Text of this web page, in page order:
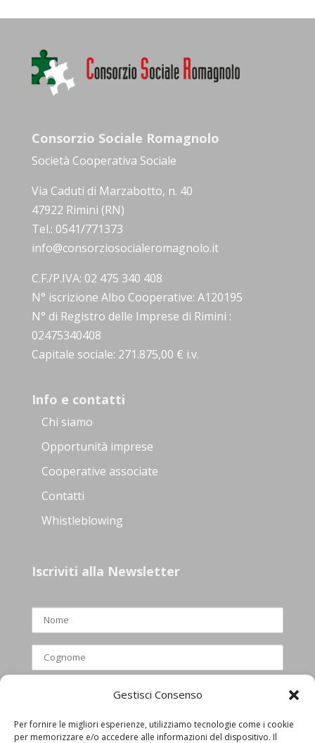
Gestisci Consenso
Per fornire le migliori esperienze, utilizziamo tecnologie come i cookie
per memorizzare e/o accedere alle informazioni del dispositivo. Il
Consorzio Sociale Romagnolo
Società Cooperativa Sociale
Via Caduti di Marzabotto, n. 40
47922 Rimini (RN)
Tel.: 0541/771373
info@consorziosocialeromagnolo.it
C.F./P.IVA: 02 475 340 408
N° iscrizione Albo Cooperative: A120195
N° di Registro delle Imprese di Rimini :
02475340408
Capitale sociale: 271.875,00 € i.v.
Info e contatti
Chi siamo
Opportunità imprese
Cooperative associate
Contatti
Whistleblowing
Iscriviti alla Newsletter